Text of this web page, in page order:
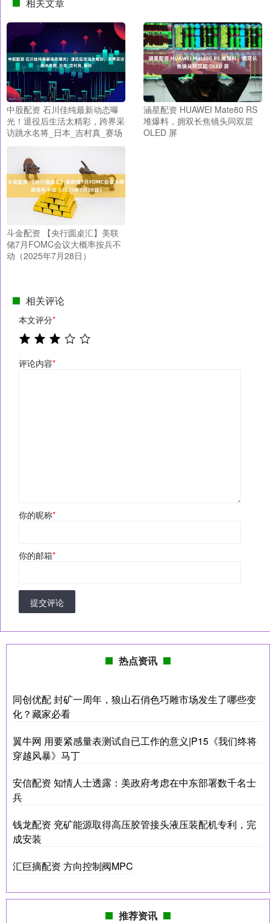
相关文章
中股配资 石川佳纯最新动态曝
光！退役后生活太精彩，跨界采
访跳水名将_日本_吉村真_赛场
涵星配资 HUAWEI Mate80 RS
堆爆料，拥双长焦镜头同双层
OLED 屏
斗金配资 【央行圆桌汇】美联
储7月FOMC会议大概率按兵不
动（2025年7月28日）
相关评论
本文评分*
评论内容*
你的昵称*
你的邮箱*
提交评论
热点资讯
同创优配 封矿一周年，狼山石俏色巧雕市场发生了哪些变
化？藏家必看
翼牛网 用要紧感量表测试自已工作的意义|P15《我们终将
穿越风暴》马丁
安信配资 知情人士透露：美政府考虑在中东部署数千名士
兵
钱龙配资 兖矿能源取得高压胶管接头液压装配机专利，完
成安装
汇巨摘配资 方向控制阀MPC
推荐资讯